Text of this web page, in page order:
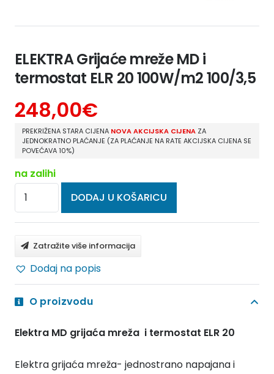
ELEKTRA Grijaće mreže MD i
termostat ELR 20 100W/m2 100/3,5
248,00€
PREKRIŽENA STARA CIJENA NOVA AKCIJSKA CIJENA ZA
JEDNOKRATNO PLAĆANJE (ZA PLAĆANJE NA RATE AKCIJSKA CIJENA SE
POVEĆAVA 10%)
na zalihi
ELEKTRA
Grijaće
mreže
MD
termostat
20
100W/m2
količina
DODAJ U KOŠARICU
Zatražite više informacija
Dodaj na popis
O proizvodu
Elektra MD grijaća mreža i termostat ELR 20
Elektra grijaća mreža- jednostrano napajana i